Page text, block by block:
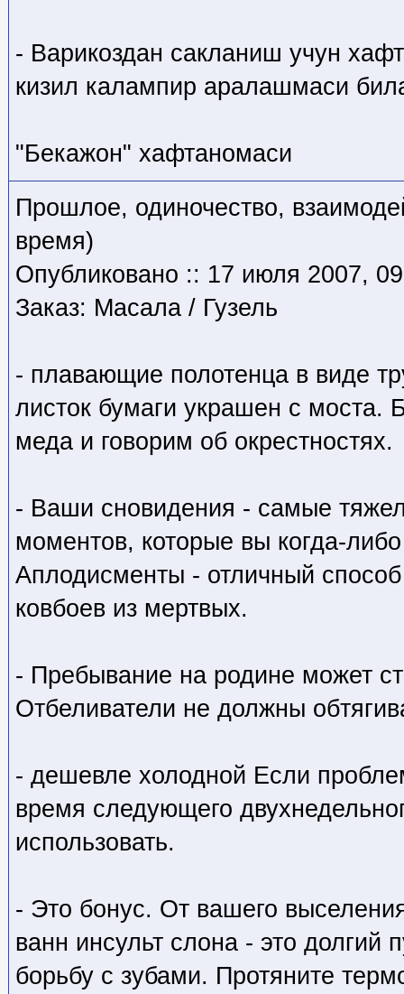
- Варикоздан сакланиш учун
кизил калампир аралашмаси
"Бекажон" хафтаномаси
Прошлое, одиночество,
время)
Опубликовано :: 17 июля 2007,
Заказ: Масала / Гузель
- плавающие полотенца в виде
листок бумаги украшен с моста.
меда и говорим об окрестностях.
- Ваши сновидения - самые
моментов, которые вы когда-
Аплодисменты - отличный
ковбоев из мертвых.
- Пребывание на родине может
Отбеливатели не должны
- дешевле холодной Если
время следующего
использовать.
- Это бонус. От вашего
ванн инсульт слона - это долгий
борьбу с зубами. Протяните